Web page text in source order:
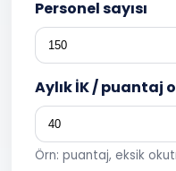
Personel sayısı
Aylık İK / puantaj
Örn: puantaj, eksik